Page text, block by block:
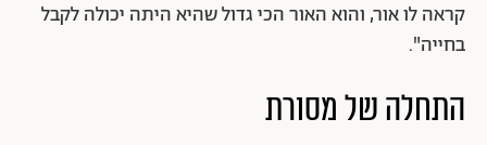
קראה לו אור, והוא האור הכי גדול שהיא היתה יכולה לקבל
בחייה".
התחלה של מסורת